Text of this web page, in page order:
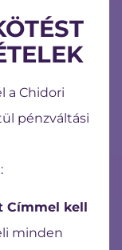
a Chidori
pénzváltási
Címmel kell
minden